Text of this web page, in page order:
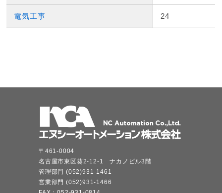
電気工事 24
〒461-0004
名古屋市東区葵2-12-1 ナカノビル3階
管理部門 (052)931-1461
営業部門 (052)931-1466